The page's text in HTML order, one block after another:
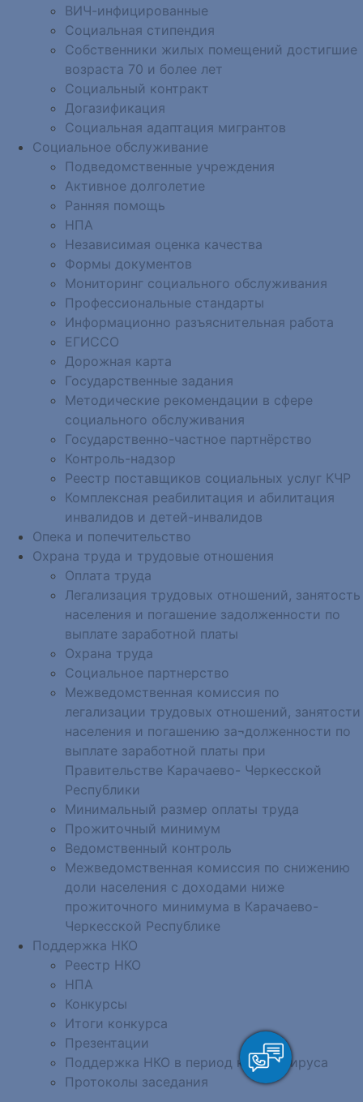
ВИЧ-инфицированные
Социальная стипендия
Собственники жилых помещений достигшие
возраста 70 и более лет
Социальный контракт
Догазификация
Социальная адаптация мигрантов
Социальное обслуживание
Подведомственные учреждения
Активное долголетие
Ранняя помощь
НПА
Независимая оценка качества
Формы документов
Мониторинг социального обслуживания
Профессиональные стандарты
Информационно разъяснительная работа
ЕГИССО
Дорожная карта
Государственные задания
Методические рекомендации в сфере
социального обслуживания
Государственно-частное партнёрство
Контроль-надзор
Реестр поставщиков социальных услуг КЧР
Комплексная реабилитация и абилитация
инвалидов и детей-инвалидов
Опека и попечительство
Охрана труда и трудовые отношения
Оплата труда
Легализация трудовых отношений, занятость
населения и погашение задолженности по
выплате заработной платы
Охрана труда
Социальное партнерство
Межведомственная комиссия по
легализации трудовых отношений, занятости
населения и погашению за¬долженности по
выплате заработной платы при
Правительстве Карачаево- Черкесской
Республики
Минимальный размер оплаты труда
Прожиточный минимум
Ведомственный контроль
Межведомственная комиссия по снижению
доли населения с доходами ниже
прожиточного минимума в Карачаево-
Черкесской Республике
Поддержка НКО
Реестр НКО
НПА
Конкурсы
Итоги конкурса
Презентации
Поддержка НКО в период коронавируса
Протоколы заседания